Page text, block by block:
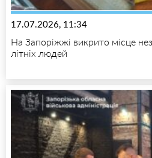
17.07.2026, 11:34
На Запоріжжі викрито місце
літніх людей